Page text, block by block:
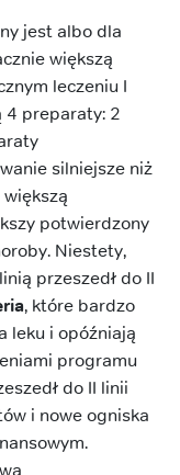
jest albo dla
większą
leczeniu I
4 preparaty: 2
silniejsze niż
potwierdzony
Niestety,
przeszedł do II
, które bardzo
leku i opóźniają
programu
do II linii
i nowe ogniska